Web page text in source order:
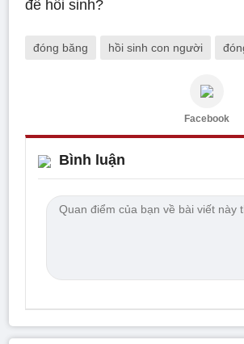
đóng băng hồi sinh con người
Facebook
Bình luận